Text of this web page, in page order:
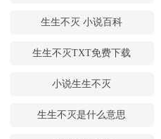
生生不灭 小说百科
生生不灭TXT免费下载
小说生生不灭
生生不灭是什么意思